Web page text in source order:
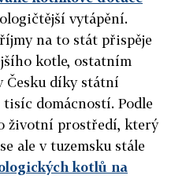
vytápění.
na to stát přispěje
kotle, ostatním
Česku díky státní
domácností. Podle
životní prostředí, který
ale v tuzemsku stále
kotlů na